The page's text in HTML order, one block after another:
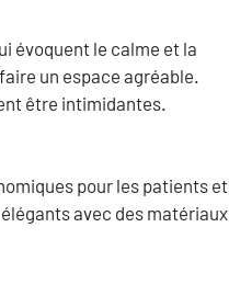
évoquent le calme et la
un espace agréable.
être intimidantes.
pour les patients et
avec des matériaux